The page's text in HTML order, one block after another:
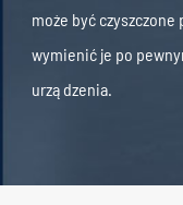
może być
wymienić je po
urządzenia.